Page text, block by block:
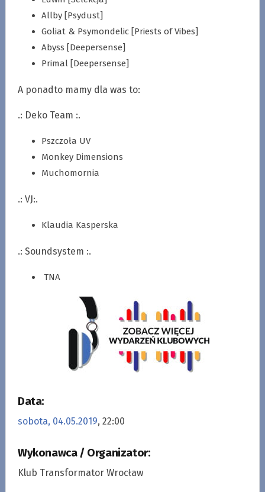
Allby [Psydust]
Goliat & Psymondelic [Priests of Vibes]
Abyss [Deepersense]
Primal [Deepersense]
A ponadto mamy dla was to:
.: Deko Team :.
Pszczoła UV
Monkey Dimensions
Muchomornia
.: VJ:.
Klaudia Kasperska
.: Soundsystem :.
TNA
Data:
sobota, 04.05.2019, 22:00
Wykonawca / Organizator:
Klub Transformator Wrocław